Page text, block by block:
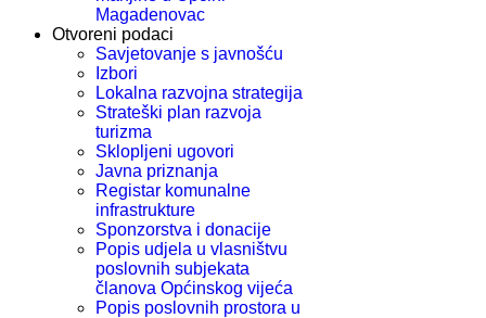
Magadenovac
Otvoreni podaci
Savjetovanje s javnošću
Izbori
Lokalna razvojna strategija
Strateški plan razvoja
turizma
Sklopljeni ugovori
Javna priznanja
Registar komunalne
infrastrukture
Sponzorstva i donacije
Popis udjela u vlasništvu
poslovnih subjekata
članova Općinskog vijeća
Popis poslovnih prostora u